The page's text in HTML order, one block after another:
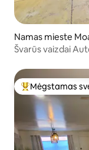
Namas mieste
Švarūs vaizdai
Svečių
Mėgstamas